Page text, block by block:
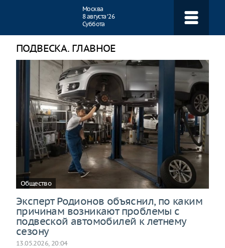
Москва
8 августа ‘26
Суббота
ПОДВЕСКА. ГЛАВНОЕ
Общество
Эксперт Родионов объяснил, по каким
причинам возникают проблемы с
подвеской автомобилей к летнему
сезону
13.05.2026, 20:04